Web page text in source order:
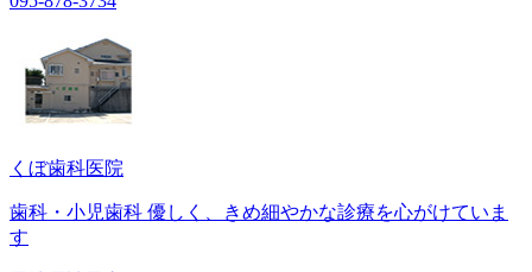
くぼ歯科医院
歯科・小児歯科 優しく、きめ細やかな診療を心がけていま
す